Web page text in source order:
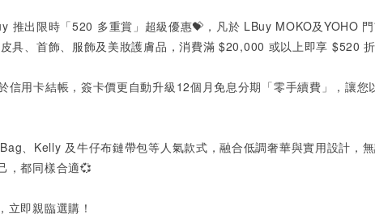
推出限時「520 多重賞」超級優惠💝，凡於 LBuy MOKO及YOHO
具、首飾、服飾及美妝護膚品，消費滿 $20,000 或以上即享 $520
信用卡結帳，簽卡價更自動升級 12個月免息分期「零手續費」，讓您
、Kelly 及牛仔布鏈帶包等人氣款式，融合低調奢華與實用設計，
，都同樣合適💞
立即親臨選購！